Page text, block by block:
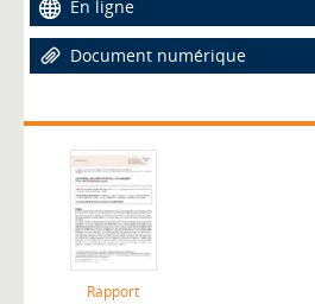
En ligne
Document numérique
Rapport